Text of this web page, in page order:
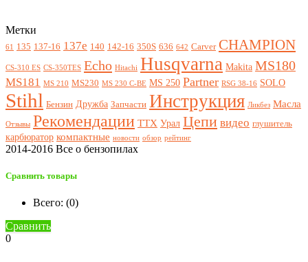
Метки
61 135 137-16 137e 140 142-16 350S 636 642 Carver CHAMPION
CS-310 ES CS-350TES Echo Hitachi Husqvarna Makita MS180
MS181 MS 210 MS230 MS 230 C-BE MS 250 Partner RSG 38-16 SOLO
Stihl Бензин Дружба Запчасти Инструкция Ликбез Масла
Отзывы Рекомендации ТТХ Урал Цепи видео глушитель
карбюратор компактные новости обзор рейтинг
2014-2016 Все о бензопилах
Сравнить товары
Всего: (0)
Сравнить
0